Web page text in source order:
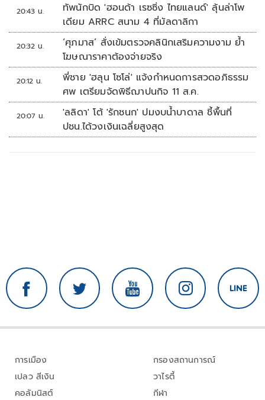
20:43 น.
ทัพนักบิด 'ฮอนด้า เรซซิ่ง ไทยแลนด์' ลุ้นล่าโพ
เดียม ARRC สนาม 4 ที่มัลดาลิกา
20:32 น.
‘ศุภมาส’ สั่งเข้มตรวจคลินิกเสริมความงาม ย้ำ
โฆษณาราคาต้องจ่ายจริง
20:12 น.
พี่ชาย 'ฮลุน โซโล่' แจ้งกำหนดการสวดอภิธรรม
ศพ เตรียมจัดพิธีฌาปนกิจ 11 ส.ค.
20:07 น.
'ลลิดา' โต้ 'รักชนก' ปมงบน้ำบาดาล ชี้พื้นที่
ปชน.ได้วงเงินเฉลี่ยสูงสุด
การเมือง
เปลว สีเงิน
คอลัมนิสต์
กรองสถานการณ์
วาไรตี้
กีฬา